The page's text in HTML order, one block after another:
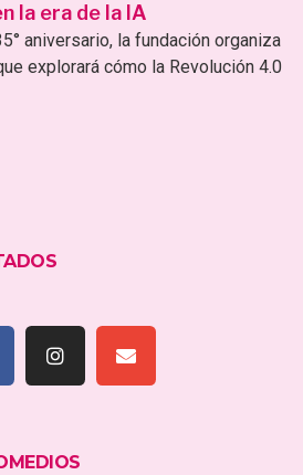
la era de la IA
aniversario, la fundación organiza
explorará cómo la Revolución 4.0